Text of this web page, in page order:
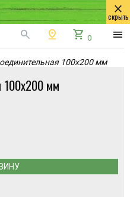
close
скрыть
search pin_drop shopping_cart 0 menu
100x200 мм
100x200 мм